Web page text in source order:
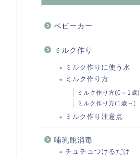
ベビーカー
ミルク作り
ミルク作りに使う水
ミルク作り方
ミルク作り方(0～1歳)
ミルク作り方(1歳～)
ミルク作り注意点
哺乳瓶消毒
チュチュつけるだけ